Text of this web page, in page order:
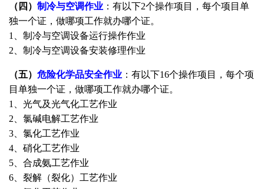
（四） 制冷与空调作业 ：有以下2个操作项目，每个项目单
独一个证，做哪项工作就办哪个证。
1、制冷与空调设备运行操作作业
2、制冷与空调设备安装修理作业
（五） 危险化学品安全作业 ：有以下16个操作项目，每个项
目单独一个证，做哪项工作就办哪个证。
1、光气及光气化工艺作业
2、氯碱电解工艺作业
3、氯化工艺作业
4、硝化工艺作业
5、合成氨工艺作业
6、裂解（裂化）工艺作业